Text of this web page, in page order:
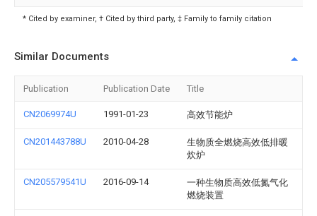
* Cited by examiner, † Cited by third party, ‡ Family to family citation
Similar Documents
Publication Publication Date Title
CN2069974U 1991-01-23 高效节能炉
CN201443788U 2010-04-28
生物质全燃烧高效低排暖
炊炉
CN205579541U 2016-09-14
一种生物质高效低氮气化
燃烧装置